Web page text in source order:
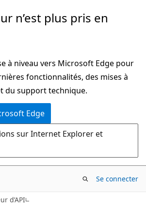
n’est plus pris en
à niveau vers Microsoft Edge pour
fonctionnalités, des mises à
du support technique.
Edge
sur Internet Explorer et
Se connecter
d’API